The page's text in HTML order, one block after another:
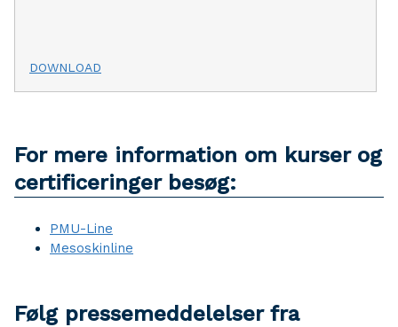
DOWNLOAD
For mere information om kurser og
certificeringer besøg:
PMU-Line
Mesoskinline
Følg pressemeddelelser fra